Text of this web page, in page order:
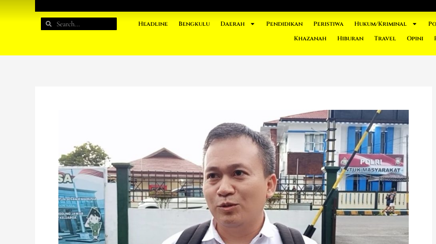
Search
Search Headline Bengkulu Daerah Pendidikan Peristiwa Hukum/Kriminal
Khazanah
Hiburan Travel Opini
Penyimpangan
Anggaran
PDAM
2023–
2024
Bergulir,
Mantan
Direktur
Diperiksa